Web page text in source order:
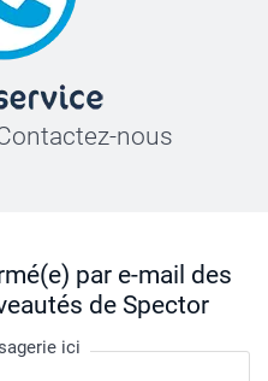
nous
par e-mail des
de Spector
ici